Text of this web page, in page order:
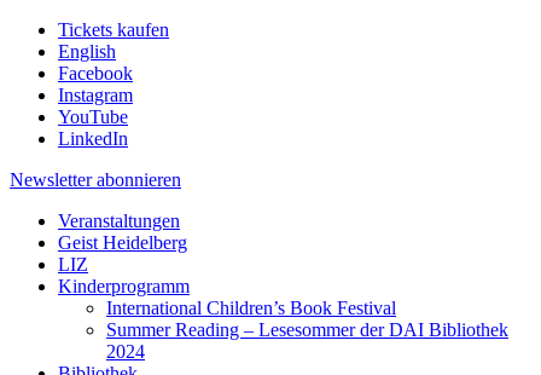
Tickets kaufen
English
Facebook
Instagram
YouTube
LinkedIn
Newsletter abonnieren
Veranstaltungen
Geist Heidelberg
LIZ
Kinderprogramm
International Children’s Book Festival
Summer Reading – Lesesommer der DAI Bibliothek
2024